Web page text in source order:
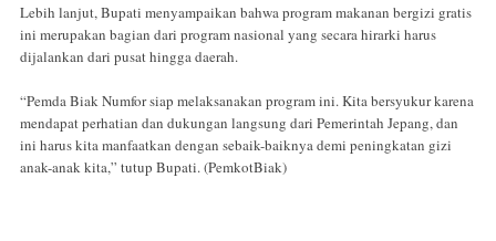
Lebih lanjut, Bupati menyampaikan bahwa program makanan bergizi gratis
ini merupakan bagian dari program nasional yang secara hirarki harus
dijalankan dari pusat hingga daerah.
“Pemda Biak Numfor siap melaksanakan program ini. Kita bersyukur karena
mendapat perhatian dan dukungan langsung dari Pemerintah Jepang, dan
ini harus kita manfaatkan dengan sebaik-baiknya demi peningkatan gizi
anak-anak kita,” tutup Bupati. (PemkotBiak)